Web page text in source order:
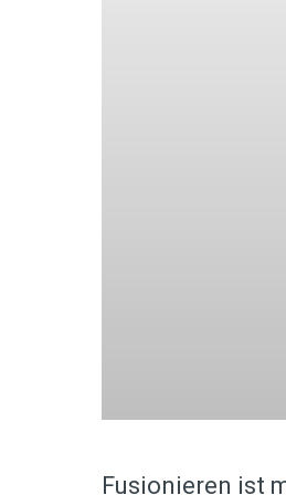
Fusionieren ist